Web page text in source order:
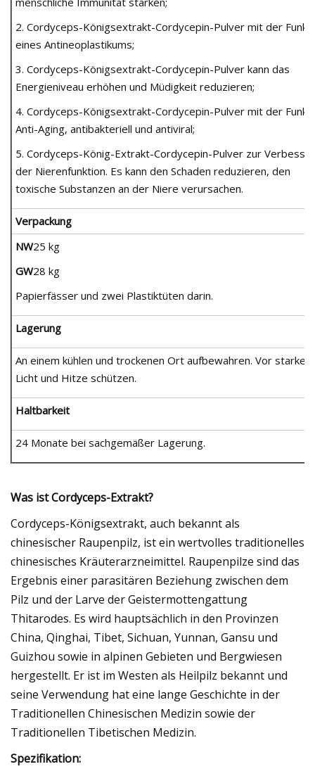
2. Cordyceps-Königsextrakt-Cordycepin-Pulver mit der
eines Antineoplastikums;
3. Cordyceps-Königsextrakt-Cordycepin-Pulver kann das
Energieniveau erhöhen und Müdigkeit reduzieren;
4. Cordyceps-Königsextrakt-Cordycepin-Pulver mit der
Anti-Aging, antibakteriell und antiviral;
5. Cordyceps-König-Extrakt-Cordycepin-Pulver zur
der Nierenfunktion. Es kann den Schaden reduzieren, den
toxische Substanzen an der Niere verursachen.
Verpackung
NW25 kg
GW28 kg
Papierfässer und zwei Plastiktüten darin.
Lagerung
An einem kühlen und trockenen Ort aufbewahren. Vor starkem
Licht und Hitze schützen.
Haltbarkeit
24 Monate bei sachgemäßer Lagerung.
Was ist Cordyceps-Extrakt?
Cordyceps-Königsextrakt, auch bekannt als
chinesischer Raupenpilz, ist ein wertvolles traditionelles
chinesisches Kräuterarzneimittel. Raupenpilze sind das
Ergebnis einer parasitären Beziehung zwischen dem
Pilz und der Larve der Geistermottengattung
Thitarodes. Es wird hauptsächlich in den Provinzen
China, Qinghai, Tibet, Sichuan, Yunnan, Gansu und
Guizhou sowie in alpinen Gebieten und Bergwiesen
hergestellt. Er ist im Westen als Heilpilz bekannt und
seine Verwendung hat eine lange Geschichte in der
Traditionellen Chinesischen Medizin sowie der
Traditionellen Tibetischen Medizin.
Spezifikation: